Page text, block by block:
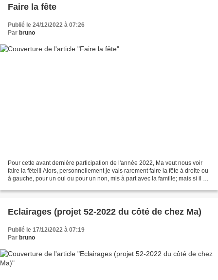
Faire la fête
Publié le 24/12/2022 à 07:26
Par bruno
Pour cette avant dernière participation de l'année 2022, Ma veut nous voir
faire la fête!!! Alors, personnellement je vais rarement faire la fête à droite ou
à gauche, pour un oui ou pour un non, mis à part avec la famille; mais si il y
Eclairages (projet 52-2022 du côté de chez Ma)
Publié le 17/12/2022 à 07:19
Par bruno